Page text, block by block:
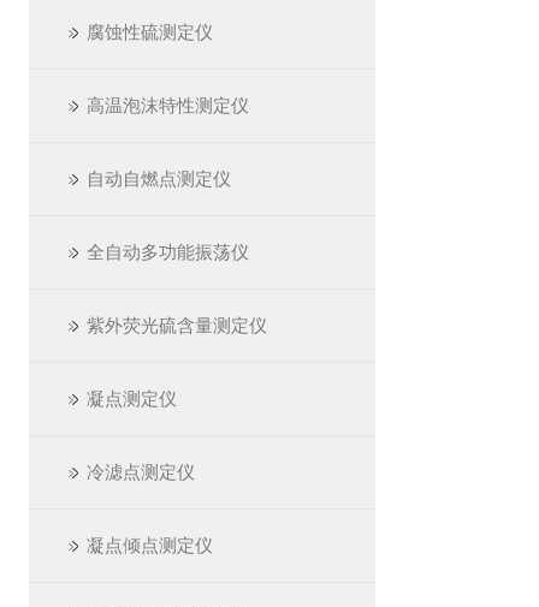
腐蚀性硫测定仪
高温泡沫特性测定仪
自动自燃点测定仪
全自动多功能振荡仪
紫外荧光硫含量测定仪
凝点测定仪
冷滤点测定仪
凝点倾点测定仪